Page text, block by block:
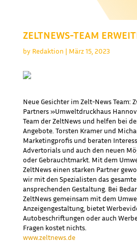
ZELTNEWS-TEAM
by Redaktion | März 15, 2023
Neue Gesichter im Zelt-News Team:
Partners »Umweltdruckhaus
Team der ZeltNews und helfen bei
Angebote. Torsten Kramer und
Marketingprofis und beraten
Advertorials und auch den neuen
oder Gebrauchtmarkt. Mit dem
ZeltNews einen starken Partner
wir mit den Spezialisten das
ansprechenden Gestaltung. Bei
ZeltNews gemeinsam mit dem
Anzeigengestaltung, bietet
Autobeschriftungen oder auch
Fragen kostet nichts.
www.zeltnews.de